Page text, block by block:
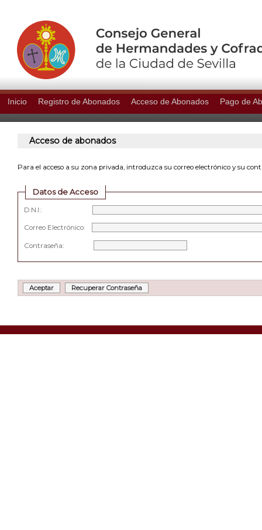
Inicio Registro de Abonados Acceso de Abonados Pago de
Acceso de abonados
Para el acceso a su zona privada, introduzca su correo electrónico y su
Datos de Acceso
D.N.I.:
Correo Electrónico:
Contraseña: